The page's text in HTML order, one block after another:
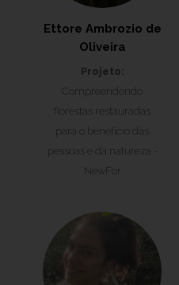
Ettore Ambrozio de
Oliveira
Projeto:
Compreendendo
florestas restauradas
para o benefício das
pessoas e da natureza -
NewFor